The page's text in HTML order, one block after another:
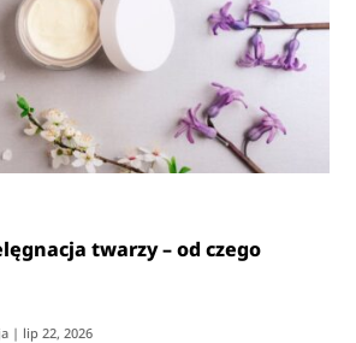
twarzy – od czego
| lip 22, 2026